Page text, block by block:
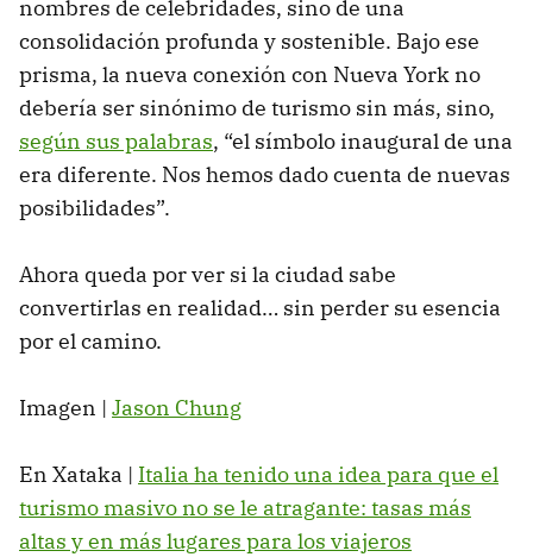
nombres de celebridades, sino de una
consolidación profunda y sostenible. Bajo ese
prisma, la nueva conexión con Nueva York no
debería ser sinónimo de turismo sin más, sino,
según sus palabras, “el símbolo inaugural de una
era diferente. Nos hemos dado cuenta de nuevas
posibilidades”.
Ahora queda por ver si la ciudad sabe
convertirlas en realidad… sin perder su esencia
por el camino.
Imagen | Jason Chung
En Xataka | Italia ha tenido una idea para que el
turismo masivo no se le atragante: tasas más
altas y en más lugares para los viajeros